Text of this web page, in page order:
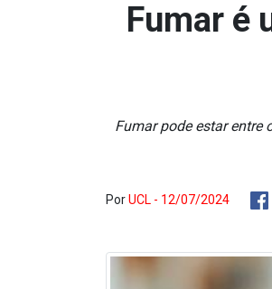
Fumar é
Fumar pode estar
PorUCL - 12/07/2024